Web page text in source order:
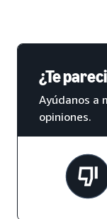
¿Te
Ayúdanos a
opiniones.